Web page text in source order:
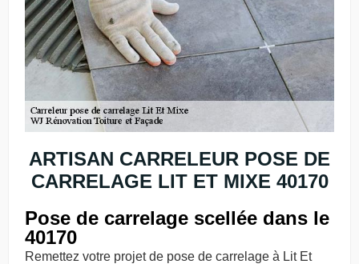
ARTISAN CARRELEUR POSE DE
CARRELAGE LIT ET MIXE 40170
Pose de carrelage scellée dans le
40170
Remettez votre projet de pose de carrelage à Lit Et